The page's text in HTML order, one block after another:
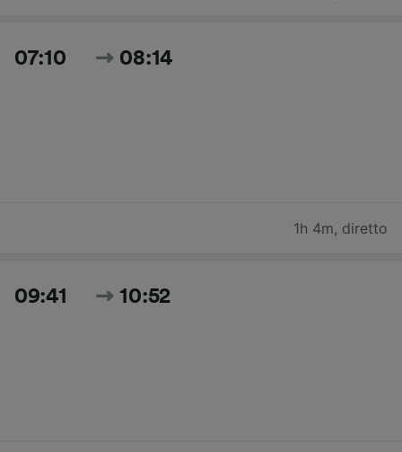
07:10 08:14
1h 4m, diretto
09:41 10:52